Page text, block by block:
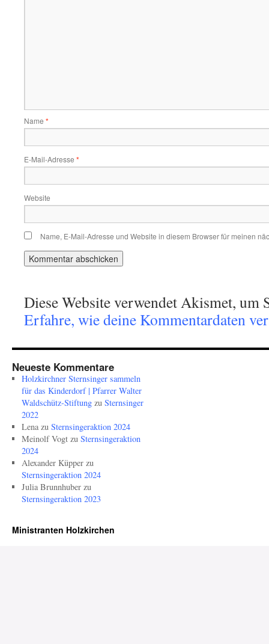
Name *
E-Mail-Adresse *
Website
Name, E-Mail-Adresse und Website in diesem Browser für meinen
Diese Website verwendet Akismet, um
Erfahre, wie deine Kommentardaten
Neueste Kommentare
Holzkirchner Sternsinger sammeln
für das Kinderdorf | Pfarrer Walter
Waldschütz-Stiftungzu Sternsinger
2022
Lenazu Sternsingeraktion 2024
Meinolf Vogtzu Sternsingeraktion
2024
Alexander Küpperzu
Sternsingeraktion 2024
Julia Brunnhuberzu
Sternsingeraktion 2023
Ministranten Holzkirchen